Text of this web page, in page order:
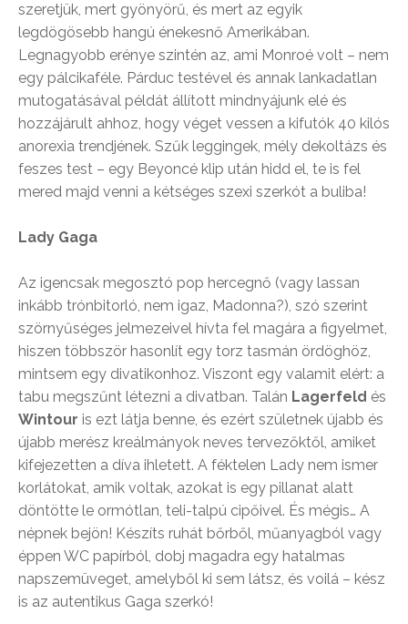
szeretjük, mert gyönyörű, és mert az egyik
legdögösebb hangú énekesnő Amerikában.
Legnagyobb erénye szintén az, ami Monroé volt – nem
egy pálcikaféle. Párduc testével és annak lankadatlan
mutogatásával példát állított mindnyájunk elé és
hozzájárult ahhoz, hogy véget vessen a kifutók 40 kilós
anorexia trendjének. Szűk leggingek, mély dekoltázs és
feszes test – egy Beyoncé klip után hidd el, te is fel
mered majd venni a kétséges szexi szerkót a buliba!
Lady Gaga
Az igencsak megosztó pop hercegnő (vagy lassan
inkább trónbitorló, nem igaz, Madonna?), szó szerint
szörnyűséges jelmezeivel hívta fel magára a figyelmet,
hiszen többször hasonlít egy torz tasmán ördöghöz,
mintsem egy divatikonhoz. Viszont egy valamit elért: a
tabu megszűnt létezni a divatban. Talán Lagerfeld és
Wintour is ezt látja benne, és ezért születnek újabb és
újabb merész kreálmányok neves tervezőktől, amiket
kifejezetten a díva ihletett. A féktelen Lady nem ismer
korlátokat, amik voltak, azokat is egy pillanat alatt
döntötte le ormótlan, teli-talpú cipőivel. És mégis… A
népnek bejön! Készíts ruhát bőrből, műanyagból vagy
éppen WC papírból, dobj magadra egy hatalmas
napszemüveget, amelyből ki sem látsz, és voilá – kész
is az autentikus Gaga szerkó!